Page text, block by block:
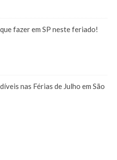
fazer em SP neste feriado!
nas Férias de Julho em São